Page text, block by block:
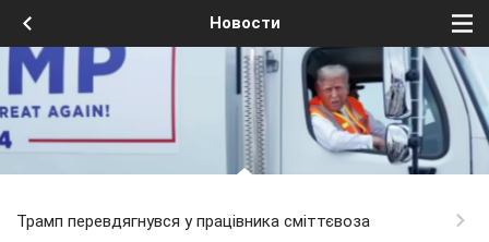
Новости
Трамп перевдягнувся у працівника сміттєвоза